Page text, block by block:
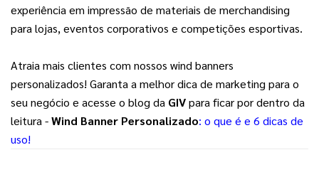
experiência em impressão de materiais de merchandising
para lojas, eventos corporativos e competições esportivas.
Atraia mais clientes com nossos wind banners
personalizados! Garanta a melhor dica de marketing para o
seu negócio e acesse o blog da GIVpara ficar por dentro da
leitura -Wind Banner Personalizado: o que é e 6 dicas de
uso!